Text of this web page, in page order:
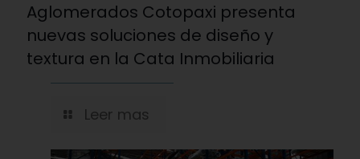
Aglomerados Cotopaxi presenta
nuevas soluciones de diseño y
textura en la Cata Inmobiliaria
Leer mas